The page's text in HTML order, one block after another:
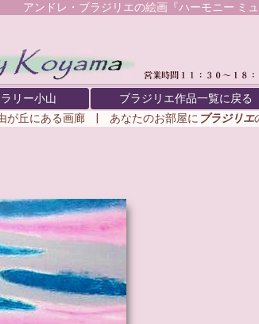
アンドレ・ブラジリエの絵画『ハーモニー ミ
リー小山 ブラジリエ作品一覧に戻る
が丘にある画廊 | あなたのお部屋に ブラジリエ